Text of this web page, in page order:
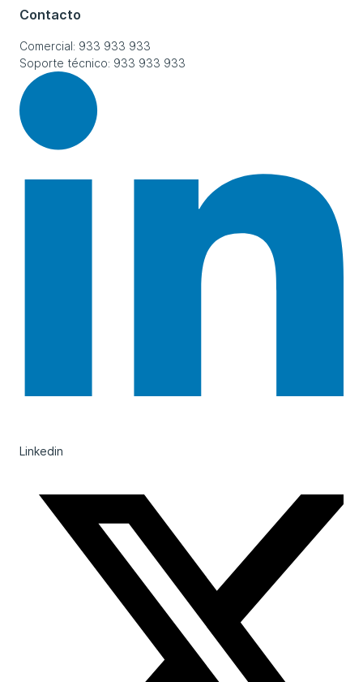
Contacto
Comercial: 933 933 933
Soporte técnico: 933 933 933
Linkedin